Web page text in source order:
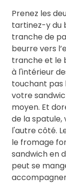
Prenez les
tartinez-y du
tranche de
beurre vers
tranche et le
à l'intérieur
touchant pas
votre
moyen. Et
de la spatule,
l'autre côté.
le fromage
sandwich en
peut se